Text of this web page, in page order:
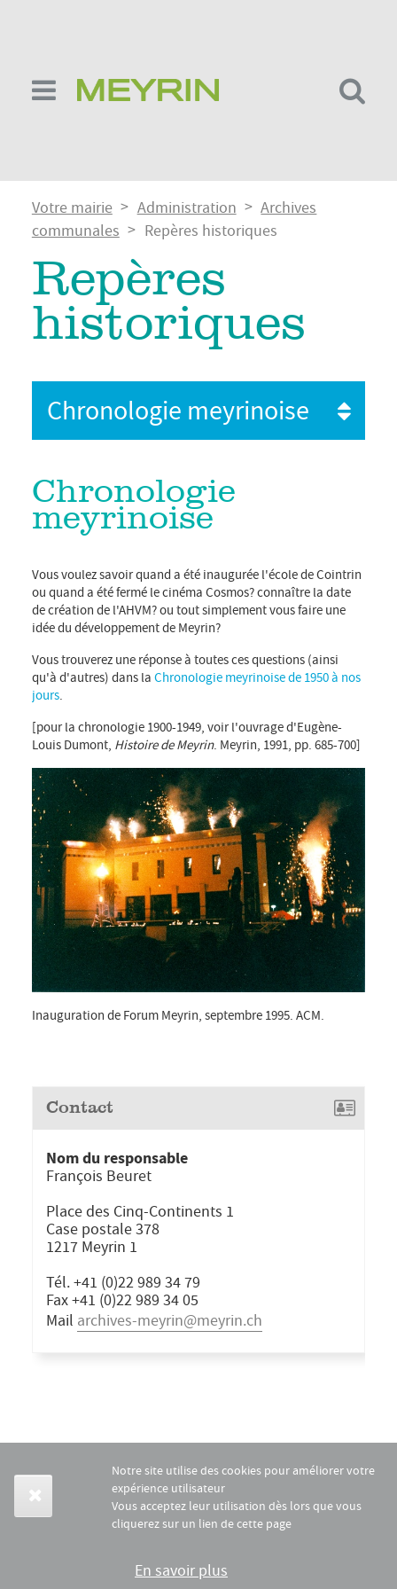
principal
Fil
d'Ariane
Votre mairie Administration
Archives
communales
Repères historiques
Repères
historiques
Chronologie meyrinoise
Chronologie
meyrinoise
Vous voulez savoir quand a été inaugurée l'école de Cointrin
ou quand a été fermé le cinéma Cosmos? connaître la date
de création de l'AHVM? ou tout simplement vous faire une
idée du développement de Meyrin?
Vous trouverez une réponse à toutes ces questions (ainsi
qu'à d'autres) dans la Chronologie meyrinoise de 1950 à nos
jours.
[pour la chronologie 1900-1949, voir l'ouvrage d'Eugène-
Louis Dumont, Histoire de Meyrin. Meyrin, 1991, pp. 685-700]
Inauguration de Forum Meyrin, septembre 1995. ACM.
Contact
Nom du responsable
François Beuret
Place des Cinq-Continents 1
Case postale 378
1217 Meyrin 1
Tél. +41 (0)22 989 34 79
Fax +41 (0)22 989 34 05
Mail archives-meyrin@meyrin.ch
Notre site utilise des cookies pour améliorer votre
expérience utilisateur
Vous acceptez leur utilisation dès lors que vous
cliquerez sur un lien de cette page
En savoir plus